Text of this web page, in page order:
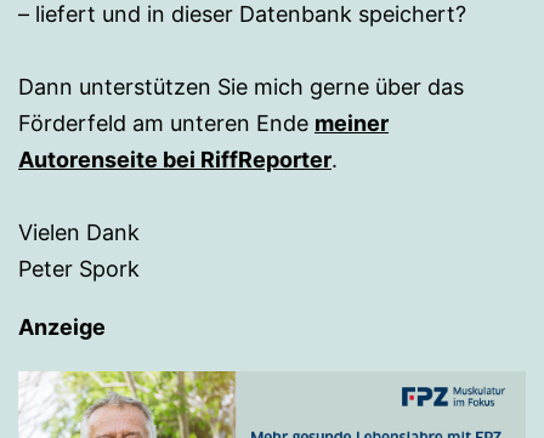
– liefert und in dieser Datenbank speichert?
Dann unterstützen Sie mich gerne über das
Förderfeld am unteren Ende meiner
Autorenseite bei RiffReporter.
Vielen Dank
Peter Spork
Anzeige